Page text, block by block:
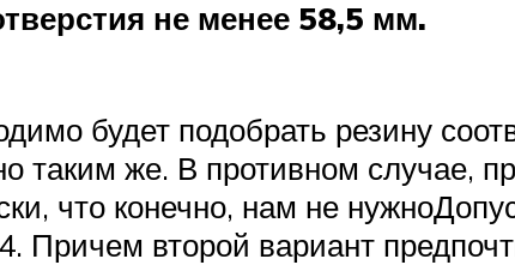
не менее 58,5 мм.
будет подобрать резину
таким же. В противном случае,
что конечно, нам не
Причем второй вариант